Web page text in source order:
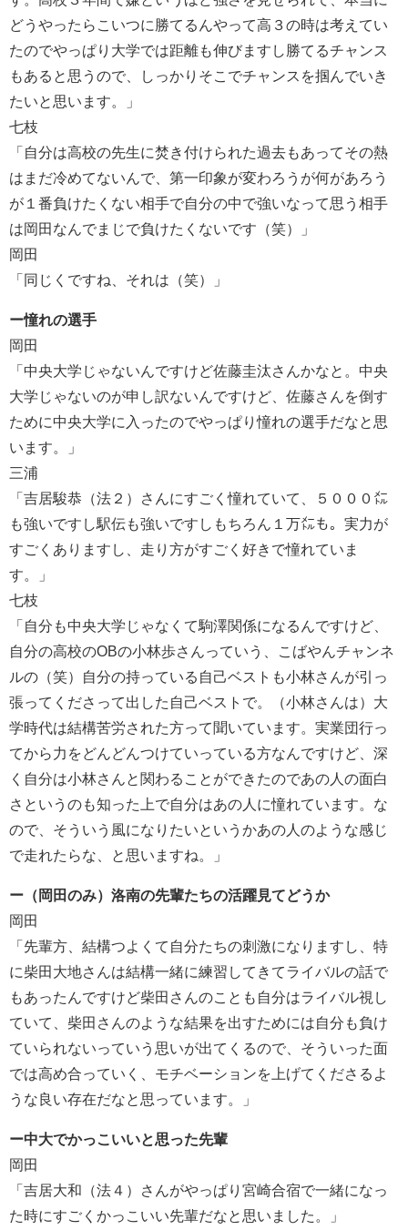
どうやったらこいつに勝てるんやって高３の時は考えてい
たのでやっぱり大学では距離も伸びますし勝てるチャンス
もあると思うので、しっかりそこでチャンスを掴んでいき
たいと思います。」
七枝
「自分は高校の先生に焚き付けられた過去もあってその熱
はまだ冷めてないんで、第一印象が変わろうが何があろう
が１番負けたくない相手で自分の中で強いなって思う相手
は岡田なんでまじで負けたくないです（笑）」
岡田
「同じくですね、それは（笑）」
ー憧れの選手
岡田
「中央大学じゃないんですけど佐藤圭汰さんかなと。中央
大学じゃないのが申し訳ないんですけど、佐藤さんを倒す
ために中央大学に入ったのでやっぱり憧れの選手だなと思
います。」
三浦
「吉居駿恭（法２）さんにすごく憧れていて、５０００㍍
も強いですし駅伝も強いですしもちろん１万㍍も。実力が
すごくありますし、走り方がすごく好きで憧れていま
す。」
七枝
「自分も中央大学じゃなくて駒澤関係になるんですけど、
自分の高校のOBの小林歩さんっていう、こばやんチャンネ
ルの（笑）自分の持っている自己ベストも小林さんが引っ
張ってくださって出した自己ベストで。（小林さんは）大
学時代は結構苦労された方って聞いています。実業団行っ
てから力をどんどんつけていっている方なんですけど、深
く自分は小林さんと関わることができたのであの人の面白
さというのも知った上で自分はあの人に憧れています。な
ので、そういう風になりたいというかあの人のような感じ
で走れたらな、と思いますね。」
ー（岡田のみ）洛南の先輩たちの活躍見てどうか
岡田
「先輩方、結構つよくて自分たちの刺激になりますし、特
に柴田大地さんは結構一緒に練習してきてライバルの話で
もあったんですけど柴田さんのことも自分はライバル視し
ていて、柴田さんのような結果を出すためには自分も負け
ていられないっていう思いが出てくるので、そういった面
では高め合っていく、モチベーションを上げてくださるよ
うな良い存在だなと思っています。」
ー中大でかっこいいと思った先輩
岡田
「吉居大和（法４）さんがやっぱり宮崎合宿で一緒になっ
た時にすごくかっこいい先輩だなと思いました。」